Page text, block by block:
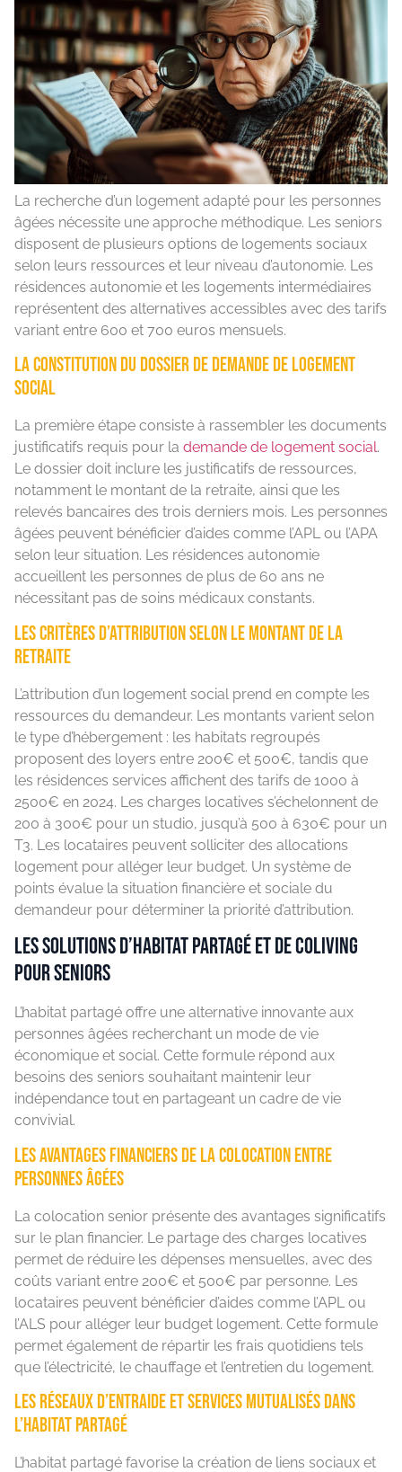
La recherche d’un logement adapté pour les personnes
âgées nécessite une approche méthodique. Les seniors
disposent de plusieurs options de logements sociaux
selon leurs ressources et leur niveau d’autonomie. Les
résidences autonomie et les logements intermédiaires
représentent des alternatives accessibles avec des tarifs
variant entre 600 et 700 euros mensuels.
La constitution du dossier de demande de logement
social
La première étape consiste à rassembler les documents
justificatifs requis pour la demande de logement social.
Le dossier doit inclure les justificatifs de ressources,
notamment le montant de la retraite, ainsi que les
relevés bancaires des trois derniers mois. Les personnes
âgées peuvent bénéficier d’aides comme l’APL ou l’APA
selon leur situation. Les résidences autonomie
accueillent les personnes de plus de 60 ans ne
nécessitant pas de soins médicaux constants.
Les critères d’attribution selon le montant de la
retraite
L’attribution d’un logement social prend en compte les
ressources du demandeur. Les montants varient selon
le type d’hébergement : les habitats regroupés
proposent des loyers entre 200€ et 500€, tandis que
les résidences services affichent des tarifs de 1000 à
2500€ en 2024. Les charges locatives s’échelonnent de
200 à 300€ pour un studio, jusqu’à 500 à 630€ pour un
T3. Les locataires peuvent solliciter des allocations
logement pour alléger leur budget. Un système de
points évalue la situation financière et sociale du
demandeur pour déterminer la priorité d’attribution.
Les solutions d’habitat partagé et de coliving
pour seniors
L’habitat partagé offre une alternative innovante aux
personnes âgées recherchant un mode de vie
économique et social. Cette formule répond aux
besoins des seniors souhaitant maintenir leur
indépendance tout en partageant un cadre de vie
convivial.
Les avantages financiers de la colocation entre
personnes âgées
La colocation senior présente des avantages significatifs
sur le plan financier. Le partage des charges locatives
permet de réduire les dépenses mensuelles, avec des
coûts variant entre 200€ et 500€ par personne. Les
locataires peuvent bénéficier d’aides comme l’APL ou
l’ALS pour alléger leur budget logement. Cette formule
permet également de répartir les frais quotidiens tels
que l’électricité, le chauffage et l’entretien du logement.
Les réseaux d’entraide et services mutualisés dans
l’habitat partagé
L’habitat partagé favorise la création de liens sociaux et